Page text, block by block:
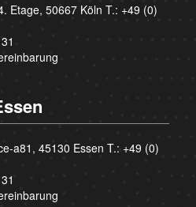
Etage, 50667 Köln T.: +49 (0)
a81, 45130 Essen T.: +49 (0)